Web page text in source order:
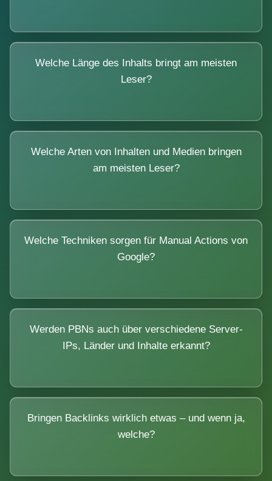
Welche Länge des Inhalts bringt am meisten
Leser?
Welche Arten von Inhalten und Medien bringen
am meisten Leser?
Welche Techniken sorgen für Manual Actions von
Google?
Werden PBNs auch über verschiedene Server-
IPs, Länder und Inhalte erkannt?
Bringen Backlinks wirklich etwas – und wenn ja,
welche?